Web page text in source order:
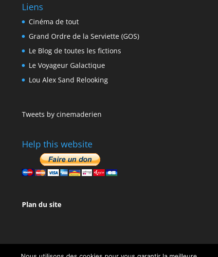
Liens
Cinéma de tout
Grand Ordre de la Serviette (GOS)
Le Blog de toutes les fictions
Le Voyageur Galactique
Lou Alex Sand Relooking
Tweets by cinemaderien
Help this website
Plan du site